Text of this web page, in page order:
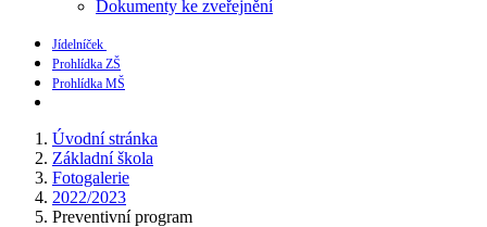
Dokumenty ke zveřejnění
Jídelníček
Prohlídka ZŠ
Prohlídka MŠ
Úvodní stránka
Základní škola
Fotogalerie
2022/2023
Preventivní program